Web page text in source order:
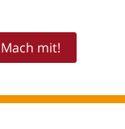
Mach mit!